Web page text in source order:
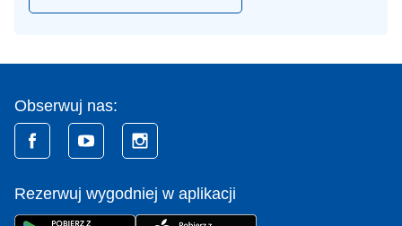
Obserwuj nas:
Rezerwuj wygodniej w aplikacji